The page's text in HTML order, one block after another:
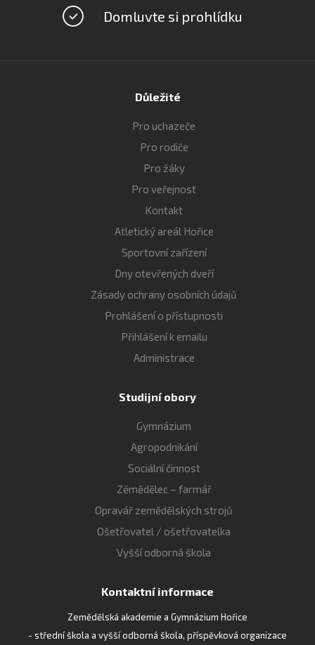
Domluvte si prohlídku
Důležité
Pro uchazeče
Pro rodiče
Pro žáky
Pro veřejnost
Kontakt
Atletický areál Hořice
Sportovní zařízení
Dny otevřených dveří
Zásady ochrany osobních údajů
Prohlášení o přístupnosti
Přihlášení k emailu
Administrace
Studijní obory
Gymnázium
Agropodnikání
Sociální činnost
Zěmědělec – farmář
Opravář zemědělských strojů
Ošetřovatel / ošetřovatelka
Vyšší odborná škola
Kontaktní informace
Zemědělská akademie a Gymnázium Hořice
- střední škola a vyšší odborná škola, příspěvková organizace